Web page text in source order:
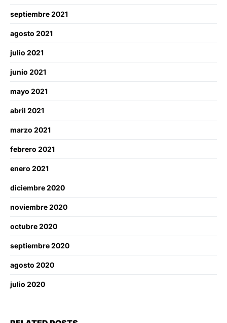
septiembre 2021
agosto 2021
julio 2021
junio 2021
mayo 2021
abril 2021
marzo 2021
febrero 2021
enero 2021
diciembre 2020
noviembre 2020
octubre 2020
septiembre 2020
agosto 2020
julio 2020